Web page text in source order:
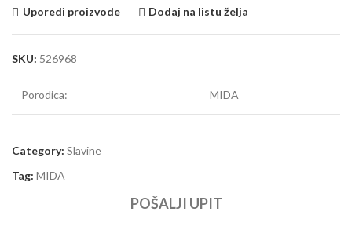
Uporedi proizvode Dodaj na listu želja
SKU: 526968
Porodica: MIDA
Category: Slavine
Tag: MIDA
POŠALJI UPIT